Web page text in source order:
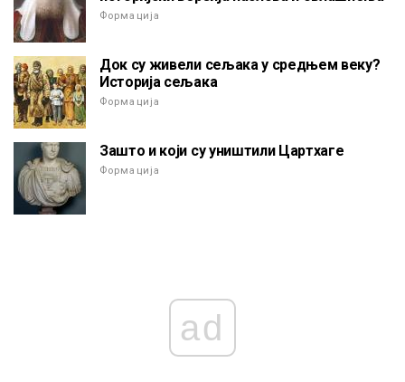
Формација
Док су живели сељака у средњем веку?
Историја сељака
Формација
Зашто и који су уништили Цартхаге
Формација
ad